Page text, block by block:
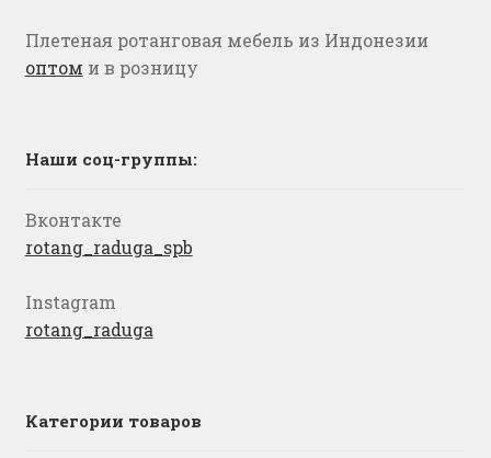
Плетеная ротанговая мебель из Индонезии
оптом и в розницу
Наши соц-группы:
Вконтакте
rotang_raduga_spb
Instagram
rotang_raduga
Категории товаров